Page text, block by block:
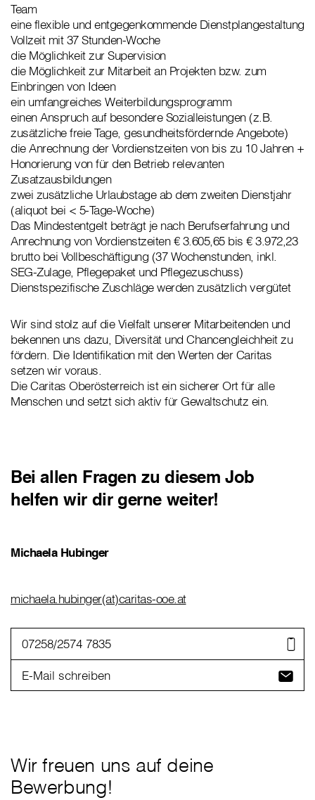
Team
eine flexible und entgegenkommende Dienstplangestaltung
Vollzeit mit 37 Stunden-Woche
die Möglichkeit zur Supervision
die Möglichkeit zur Mitarbeit an Projekten bzw. zum
Einbringen von Ideen
ein umfangreiches Weiterbildungsprogramm
einen Anspruch auf besondere Sozialleistungen (z.B.
zusätzliche freie Tage, gesundheitsfördernde Angebote)
die Anrechnung der Vordienstzeiten von bis zu 10 Jahren +
Honorierung von für den Betrieb relevanten
Zusatzausbildungen
zwei zusätzliche Urlaubstage ab dem zweiten Dienstjahr
(aliquot bei < 5-Tage-Woche)
Das Mindestentgelt beträgt je nach Berufserfahrung und
Anrechnung von Vordienstzeiten € 3.605,65 bis € 3.972,23
brutto bei Vollbeschäftigung (37 Wochenstunden, inkl.
SEG-Zulage, Pflegepaket und Pflegezuschuss)
Dienstspezifische Zuschläge werden zusätzlich vergütet
Wir sind stolz auf die Vielfalt unserer Mitarbeitenden und
bekennen uns dazu, Diversität und Chancengleichheit zu
fördern. Die Identifikation mit den Werten der Caritas
setzen wir voraus.
Die Caritas Oberösterreich ist ein sicherer Ort für alle
Menschen und setzt sich aktiv für Gewaltschutz ein.
Bei allen Fragen zu diesem Job
helfen wir dir gerne weiter!
Michaela Hubinger
michaela.hubinger(at)caritas-ooe.at
07258/2574 7835
E-Mail schreiben
Wir freuen uns auf deine
Bewerbung!